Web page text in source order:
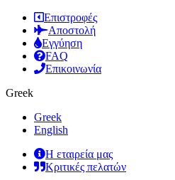
Επιστροφές
Αποστολή
Εγγύηση
FAQ
Επικοινωνία
Greek
Greek
English
Η εταιρεία μας
Κριτικές πελατών